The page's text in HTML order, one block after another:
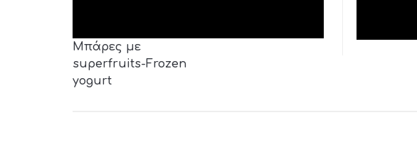
Μπάρες με
superfruits-Frozen
yogurt